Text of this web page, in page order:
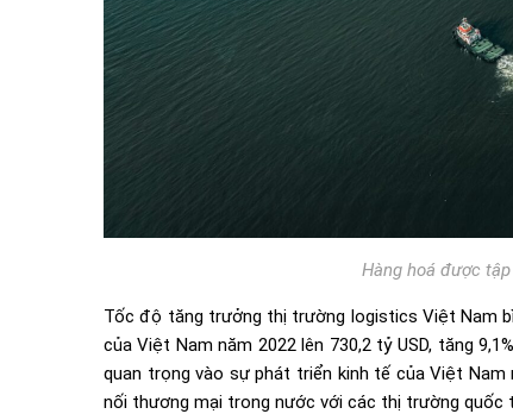
Hàng hoá được
Tốc độ tăng trưởng thị trường logistics Việt Nam
của Việt Nam năm 2022 lên 730,2 tỷ USD, tăng
quan trọng vào sự phát triển kinh tế của Việt
nối thương mại trong nước với các thị trường quốc